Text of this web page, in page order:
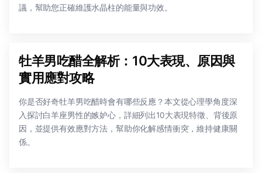
議，幫助您正確維護水晶柱的能量與功效。
牡羊男吃醋全解析：10大表現、原因與
實用應對攻略
你是否好奇牡羊男吃醋時會有哪些反應？本文從心理學角度深
入探討白羊座男性的嫉妒心，詳細列出10大表現特徵、背後原
因，並提供有效應對方法，幫助你化解感情衝突，維持健康關
係。